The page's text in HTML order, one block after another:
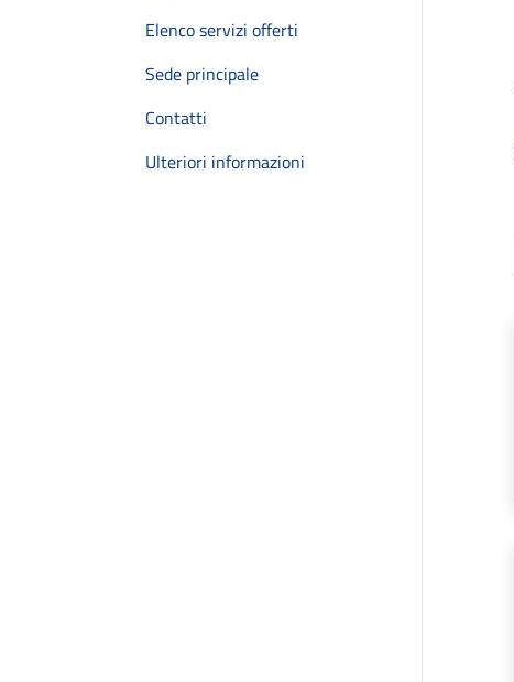
Elenco servizi offerti
Sede principale
Contatti
Ulteriori informazioni